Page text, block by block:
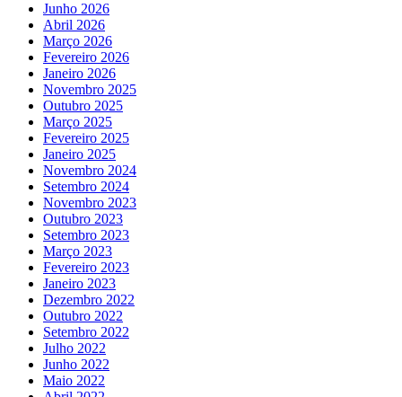
Junho 2026
Abril 2026
Março 2026
Fevereiro 2026
Janeiro 2026
Novembro 2025
Outubro 2025
Março 2025
Fevereiro 2025
Janeiro 2025
Novembro 2024
Setembro 2024
Novembro 2023
Outubro 2023
Setembro 2023
Março 2023
Fevereiro 2023
Janeiro 2023
Dezembro 2022
Outubro 2022
Setembro 2022
Julho 2022
Junho 2022
Maio 2022